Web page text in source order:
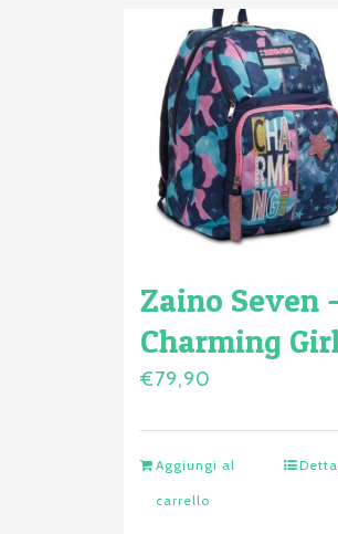
Zaino Seven
Charming
€79,90
Aggiungi al
carrello